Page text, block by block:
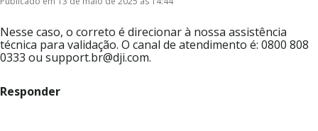
Nesse caso, o correto é direcionar à nossa assistência
técnica para validação. O canal de atendimento é: 0800 808
0333 ou support.br@dji.com.
Responder